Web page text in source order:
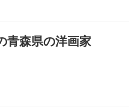
青森県の洋画家